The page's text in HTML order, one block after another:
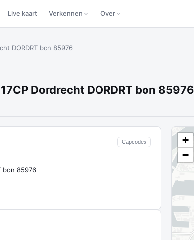
Live kaart Verkennen Over
DORDRT bon 85976
Dordrecht DORDRT bon 85976
Capcodes
bon 85976
+
−